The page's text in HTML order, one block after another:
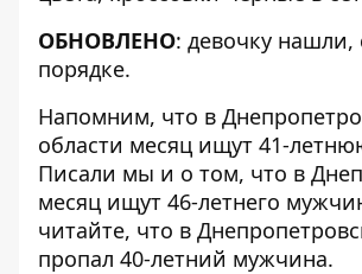
ОБНОВЛЕНО: девочку нашли,
порядке.
Напомним, что в
области месяц ищут 41-
Писали мы и о том, что в
месяц ищут 46-летнего
читайте, что в
пропал 40-летний мужчина.